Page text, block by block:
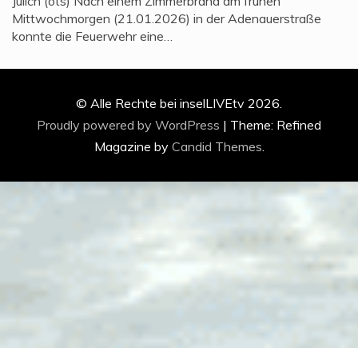
Mittwochmorgen (21.01.2026) in der Adenauerstraße
konnte die Feuerwehr eine…
© Alle Rechte bei inselLIVEtv 2026.
Proudly powered by WordPress | Theme: Refined
Magazine by Candid Themes.